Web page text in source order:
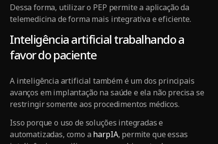
Dessa forma, utilizar o PEP permite a aplicação da
telemedicina de forma mais integrativa e eficiente.
Inteligência artificial trabalhando a
favor do paciente
A inteligência artificial também é um dos principais
avanços em implantação na saúde e ela não precisa se
restringir somente aos procedimentos médicos.
Isso porque o uso de soluções integradas e
automatizadas, como a harpIA, permite que essas